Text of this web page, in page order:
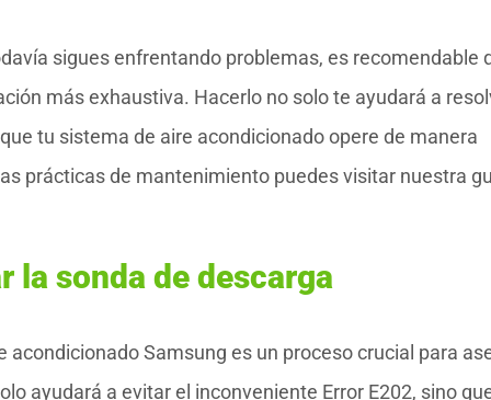
sigues enfrentando problemas, es recomendable
más exhaustiva. Hacerlo no solo te ayudará a
tu sistema de aire acondicionado opere de manera
prácticas de mantenimiento puedes visitar nuestra
la sonda de descarga
Samsung es un proceso crucial para
ayudará a evitar el inconveniente Error E202, sino